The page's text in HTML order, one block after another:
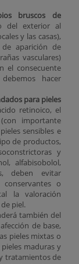
bruscos de
del exterior al
y las casas),
aparición de
vasculares)
el consecuente
hacer
para pieles
retinoico, el
importante
sensibles e
de productos,
y
alfabisobolol,
deben evitar
o
la valoración
piel.
también del
de base,
pieles mixtas o
maduras y
tratamientos de